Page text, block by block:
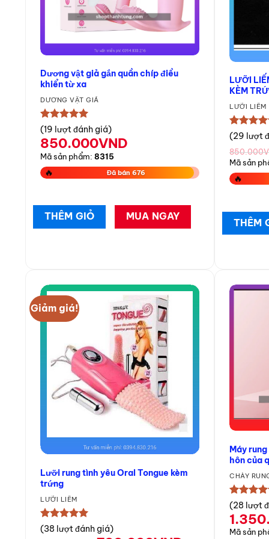
Dương vật giả gắn quần chíp điều
khiển từ xa
DƯƠNG VẬT GIẢ
★★★★★
(19 lượt đánh giá)
850.000VND
Mã sản phẩm: 8315
🔥 Đã bán 676
THÊM GIỎ MUA NGAY
LƯỠI
KÈM
LƯỠI LIẾM
(29 lượt
850.000
Mã sản
🔥
THÊM
Giảm giá!
Lưỡi rung tình yêu Oral Tongue kèm
trứng
LƯỠI LIẾM
★★★★★
(38 lượt đánh giá)
Máy
hôn của
CHÀY
(28 lượt
Mã sản